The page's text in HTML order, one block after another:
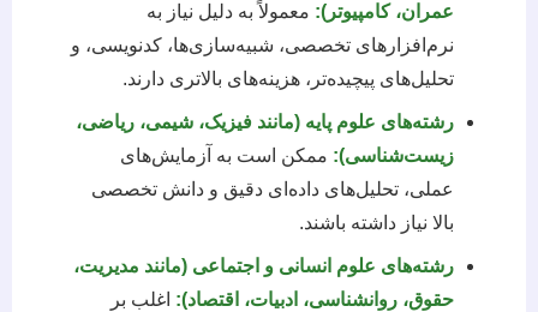
عمران، کامپیوتر): معمولاً به دلیل نیاز به
نرم‌افزارهای تخصصی، شبیه‌سازی‌ها، کدنویسی، و
تحلیل‌های پیچیده‌تر، هزینه‌های بالاتری دارند.
رشته‌های علوم پایه (مانند فیزیک، شیمی، ریاضی،
زیست‌شناسی): ممکن است به آزمایش‌های
عملی، تحلیل‌های داده‌ای دقیق و دانش تخصصی
بالا نیاز داشته باشند.
رشته‌های علوم انسانی و اجتماعی (مانند مدیریت،
حقوق، روانشناسی، ادبیات، اقتصاد): اغلب بر